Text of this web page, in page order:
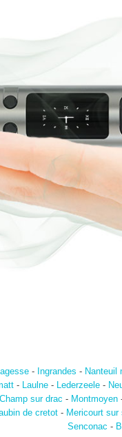
- Ingrandes - Nanteuil
- Laulne- Lederzeele-
Champ sur drac - Montmoyen
de cretot- Mericourt sur
Senconac -